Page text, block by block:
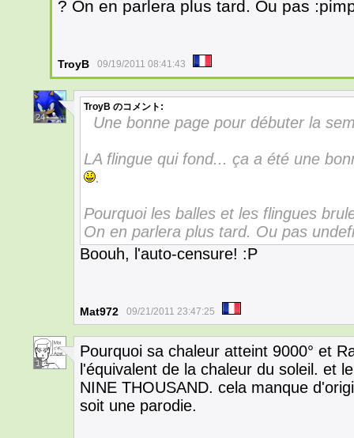
? On en parlera plus tard. Ou pas
TroyB 09/19/2011 08:41:43
24
TroyB のコメント:
Une bonne page pour débuter la
LA flingue qui fond... ça a été une
.
Pourquoi les balles et les flingues
On en parlera plus tard. Ou pas
Boouh, l'auto-censure! :P
Mat972 09/21/2011 23:47:25
1
Pourquoi sa chaleur atteint 9000° et
l'équivalent de la chaleur du soleil. et
NINE THOUSAND. cela manque
soit une parodie.